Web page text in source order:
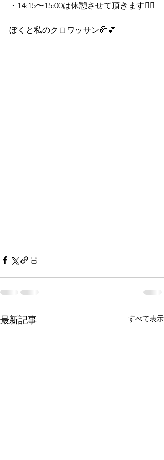
・14:15〜15:00は休憩させて頂きます🙇‍♂️
ぼくと私のクロワッサン🥐💕
最新記事 すべて表示